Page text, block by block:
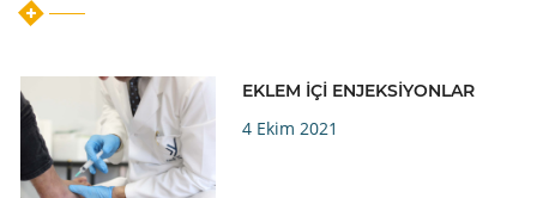
EKLEM İÇİ ENJEKSİYONLAR
4 Ekim 2021